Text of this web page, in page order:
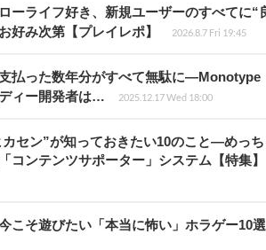
ーライフ好き、新規ユーザーのすべてに“
好み次第【プレイレポ】
2026.8.7 Fri 19:45
払った数年分がすべて無駄に―Monotype
ィー開発者は…
2025.12.17 Wed 18:00
セン”が知っておきたい10のこと―めっ
コンテンツサポーター」システム【特集】
こそ遊びたい「本当に怖い」ホラゲー10選